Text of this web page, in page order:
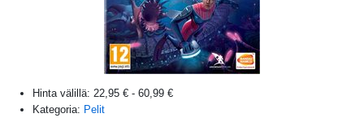
Hinta välillä: 22,95 € - 60,99 €
Kategoria: Pelit